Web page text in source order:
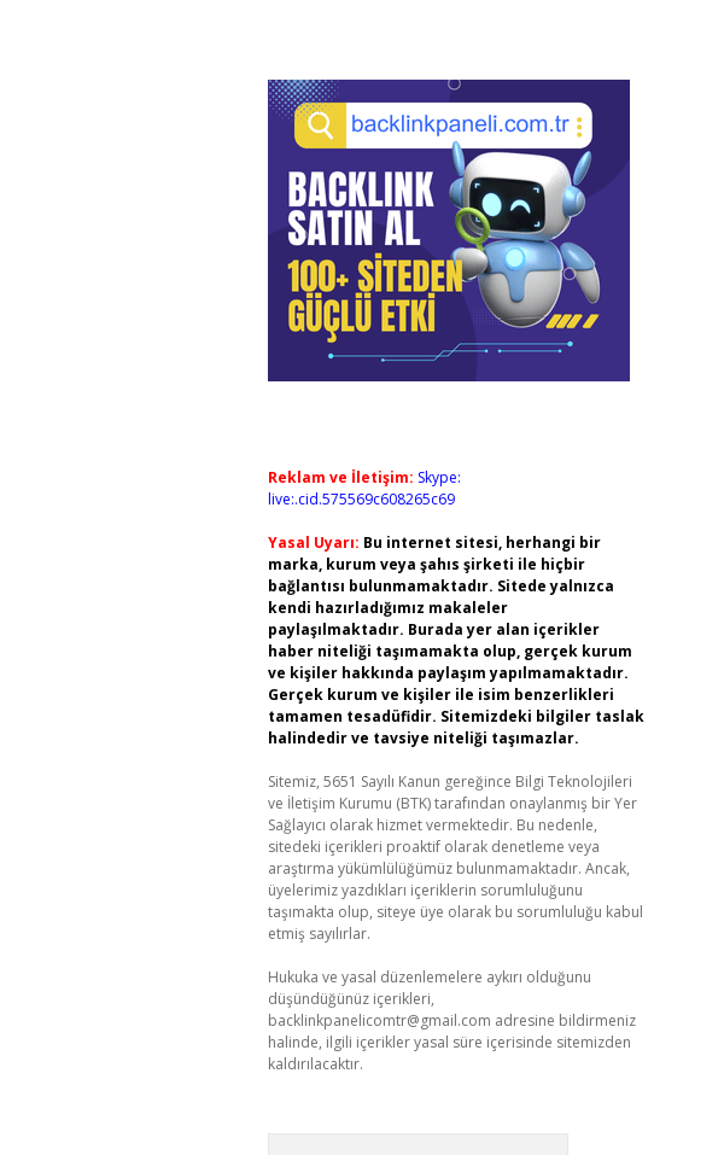
Reklam ve İletişim: Skype:
live:.cid.575569c608265c69
Yasal Uyarı: Bu internet sitesi, herhangi bir
marka, kurum veya şahıs şirketi ile hiçbir
bağlantısı bulunmamaktadır. Sitede yalnızca
kendi hazırladığımız makaleler
paylaşılmaktadır. Burada yer alan içerikler
haber niteliği taşımamakta olup, gerçek kurum
ve kişiler hakkında paylaşım yapılmamaktadır.
Gerçek kurum ve kişiler ile isim benzerlikleri
tamamen tesadüfidir. Sitemizdeki bilgiler taslak
halindedir ve tavsiye niteliği taşımazlar.
Sitemiz, 5651 Sayılı Kanun gereğince Bilgi Teknolojileri
ve İletişim Kurumu (BTK) tarafından onaylanmış bir Yer
Sağlayıcı olarak hizmet vermektedir. Bu nedenle,
sitedeki içerikleri proaktif olarak denetleme veya
araştırma yükümlülüğümüz bulunmamaktadır. Ancak,
üyelerimiz yazdıkları içeriklerin sorumluluğunu
taşımakta olup, siteye üye olarak bu sorumluluğu kabul
etmiş sayılırlar.
Hukuka ve yasal düzenlemelere aykırı olduğunu
düşündüğünüz içerikleri,
backlinkpanelicomtr@gmail.com adresine bildirmeniz
halinde, ilgili içerikler yasal süre içerisinde sitemizden
kaldırılacaktır.